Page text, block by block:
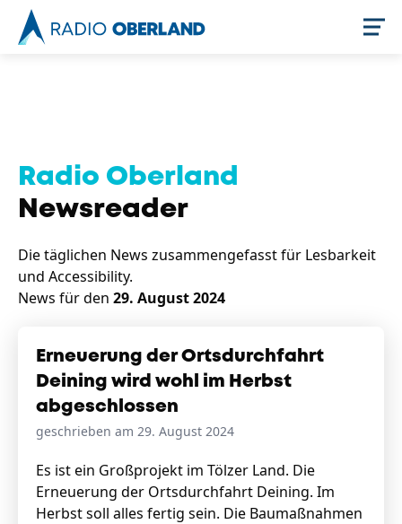
Newsreader
Stellenangebote
Unternehmen
Das geheime Geräusch
Radio Oberland
Newsreader
Die täglichen News zusammengefasst für Lesbarkeit
und Accessibility.
News für den 29. August 2024
Erneuerung der Ortsdurchfahrt
Deining wird wohl im Herbst
abgeschlossen
geschrieben am 29. August 2024
Es ist ein Großprojekt im Tölzer Land. Die
Erneuerung der Ortsdurchfahrt Deining. Im
Herbst soll alles fertig sein. Die Baumaßnahmen